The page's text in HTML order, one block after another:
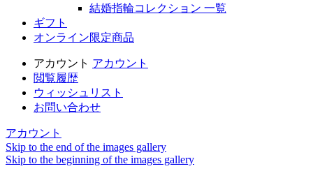
結婚指輪コレクション 一覧
ギフト
オンライン限定商品
アカウント アカウント
閲覧履歴
ウィッシュリスト
お問い合わせ
アカウント
Skip to the end of the images gallery
Skip to the beginning of the images gallery